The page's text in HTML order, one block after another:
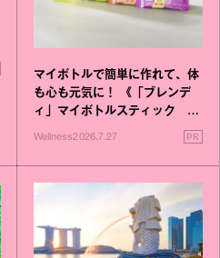
マイボトルで簡単に作れて、体
も心も元気に！ 《「ブレンデ
ィ」マイボトルスティック い
いこと毎日》シリーズが誕生
Wellness2026.7.27 PR